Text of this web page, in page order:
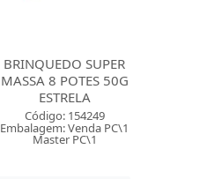
BRINQUEDO SUPER
MASSA 8 POTES 50G
ESTRELA
Código: 154249
Embalagem: Venda PC\1
Master PC\1